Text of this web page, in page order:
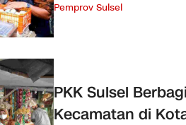
Pemprov Sulsel
PKK Sulsel
Kecamatan di